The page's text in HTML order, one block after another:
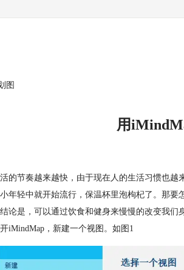
图
用
的节奏越来越快，由于现在人的生活习惯也
年轻中就开始流行，保温杯里泡枸杞了。那
论是，可以通过饮食和健身来慢慢的改变我们
iMindMap，新建一个视图。如图1